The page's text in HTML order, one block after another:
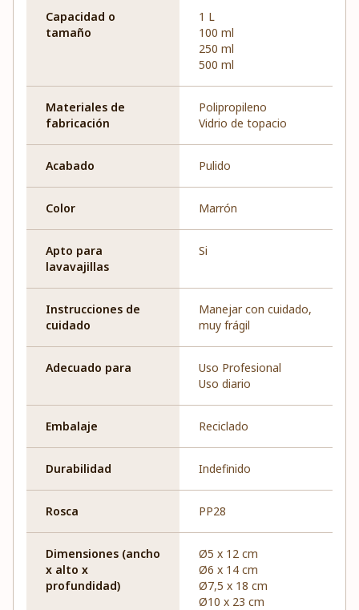
Capacidad o
tamaño
1 L
100 ml
250 ml
500 ml
Materiales de
fabricación
Polipropileno
Vidrio de topacio
Acabado Pulido
Color Marrón
Apto para
lavavajillas
Si
Instrucciones de
cuidado
Manejar con cuidado,
muy frágil
Adecuado para
Uso Profesional
Uso diario
Embalaje Reciclado
Durabilidad Indefinido
Rosca PP28
Dimensiones (ancho
x alto x
profundidad)
Ø5 x 12 cm
Ø6 x 14 cm
Ø7,5 x 18 cm
Ø10 x 23 cm